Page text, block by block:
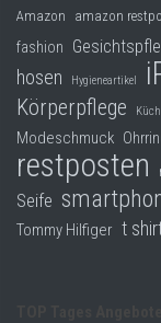
Amazon amazon
fashion
hosen Hygieneartikel
Körperpflege
Modeschmuck
restposten
Seife
Tommy Hilfiger t